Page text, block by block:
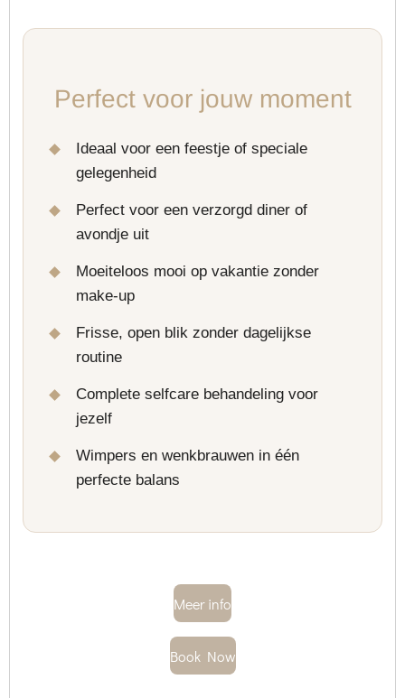
Perfect voor jouw moment
Ideaal voor een feestje of speciale
gelegenheid
Perfect voor een verzorgd diner of
avondje uit
Moeiteloos mooi op vakantie zonder
make-up
Frisse, open blik zonder dagelijkse
routine
Complete selfcare behandeling voor
jezelf
Wimpers en wenkbrauwen in één
perfecte balans
Meer info
Book Now